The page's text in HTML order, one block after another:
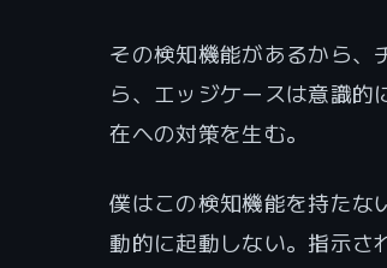
その検知機能があるから、
ら、エッジケースは意識的
在への対策を生む。
僕はこの検知機能を持たな
動的に起動しない。指示さ